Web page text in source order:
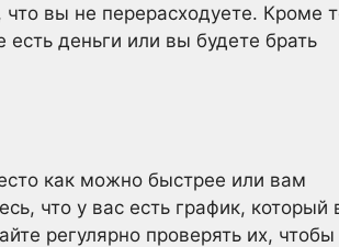
вы не перерасходуете. Кроме
деньги или вы будете брать
как можно быстрее или вам
что у вас есть график, который
регулярно проверять их, чтобы